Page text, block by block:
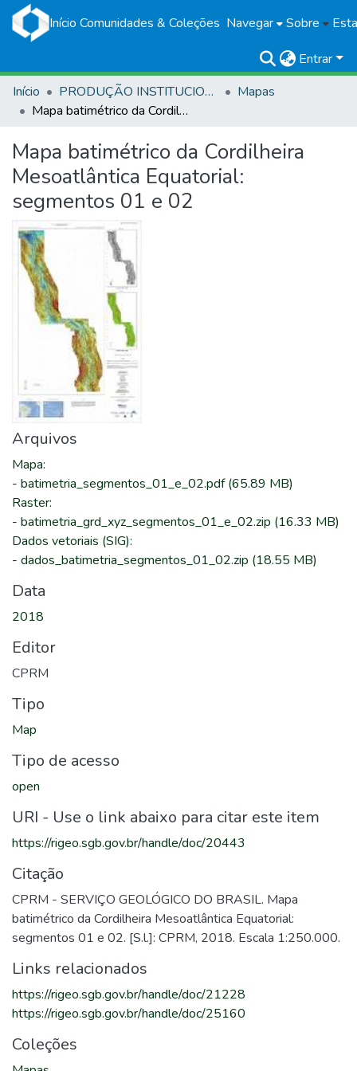
Início Comunidades & Coleções Navegar Sobre
Entrar
Início
PRODUÇÃO INSTITUCIONAL
Mapas
Mapa batimétrico da Cordilheira Mesoatlântica Equatorial: segmentos 01 e 02
Mapa batimétrico da Cordilheira
Mesoatlântica Equatorial:
segmentos 01 e 02
Arquivos
Mapa:
- batimetria_segmentos_01_e_02.pdf(65.89 MB)
Raster:
- batimetria_grd_xyz_segmentos_01_e_02.zip (16.33 MB)
Dados vetoriais (SIG):
- dados_batimetria_segmentos_01_02.zip (18.55 MB)
Data
2018
Editor
CPRM
Tipo
Map
Tipo de acesso
open
URI - Use o link abaixo para citar este item
https://rigeo.sgb.gov.br/handle/doc/20443
Citação
CPRM - SERVIÇO GEOLÓGICO DO BRASIL. Mapa
batimétrico da Cordilheira Mesoatlântica Equatorial:
segmentos 01 e 02. [S.l.]: CPRM, 2018. Escala 1:250.000.
Links relacionados
https://rigeo.sgb.gov.br/handle/doc/21228
https://rigeo.sgb.gov.br/handle/doc/25160
Coleções